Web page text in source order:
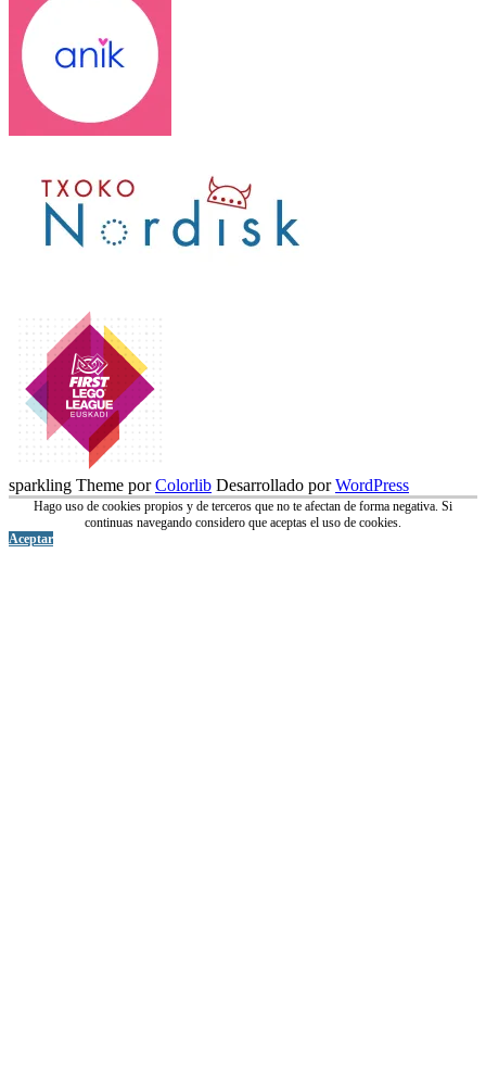
sparkling Theme porColorlib Desarrollado porWordPress
Hago uso de cookies propios y de terceros que no te afectan de forma negativa. Si
continuas navegando considero que aceptas el uso de cookies.
Aceptar